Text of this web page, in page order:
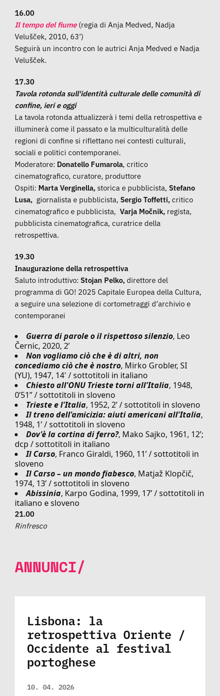
16.00
Il tempo del fiume(regia di Anja Medved, Nadja
Velušček, 2010, 63’)
Seguirà un incontro con le autrici Anja Medved e Nadja
Velušček.
17.30
Tavola rotonda sull'identità culturale delle comunità di
confine, ieri e oggi
La tavola rotonda attualizzerà i temi della retrospettiva e
illuminerà come il passato e la multiculturalità delle
regioni di confine si riflettano nei contesti culturali,
sociali e politici contemporanei.
Moderatore: Donatello Fumarola, critico
cinematografico, curatore, produttore
Ospiti: Marta Verginella,storica e pubblicista, Stefano
Lusa, giornalista e pubblicista, Sergio Toffetti,critico
cinematografico e pubblicista, Varja Močnik, regista,
pubblicista cinematografica, curatrice della
retrospettiva.
19.30
Inaugurazione della retrospettiva
Saluto introduttivo: Stojan Pelko,direttore del
programma di GO! 2025 Capitale Europea della Cultura,
a seguire una selezione di cortometraggi d’archivio e
contemporanei
Guerra di parole o il rispettoso silenzio, Leo
Černic, 2020, 2’
Non vogliamo ciò che è di altri, non
concediamo ciò che è nostro, Mirko Grobler, SI
(YU), 1947, 14' / sottotitoli in italiano
Chiesto all'ONU Trieste torni all'Italia, 1948,
0’51’’ / sottotitoli in sloveno
Trieste e l'Italia, 1952, 2’ / sottotitoli in sloveno
Il treno dell'amicizia: aiuti americani all'Italia,
1948, 1’ / sottotitoli in sloveno
Dov'è la cortina di ferro?, Mako Sajko, 1961, 12’;
dcp / sottotitoli in italiano
Il Carso, Franco Giraldi, 1960, 11’ / sottotitoli in
sloveno
Il Carso – un mondo fiabesco, Matjaž Klopčič,
1974, 13’ / sottotitoli in sloveno
Abissinia, Karpo Godina, 1999, 17’ / sottotitoli in
italiano e sloveno
21.00
Rinfresco
ANNUNCI/
Lisbona: la
retrospettiva Oriente /
Occidente al festival
portoghese
10. 04. 2026